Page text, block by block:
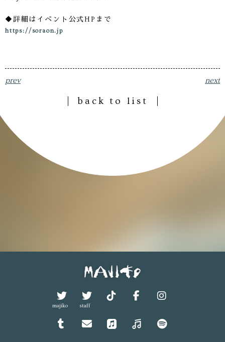
◆詳細はイベント公式HPまで
https://soraon.jp
next
prev
back to list
majiko staff